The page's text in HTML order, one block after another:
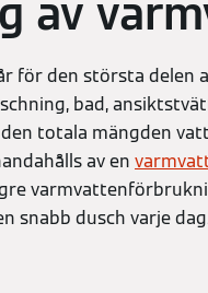
av
för den största
bad,
totala mängden
av en
snabb dusch varje